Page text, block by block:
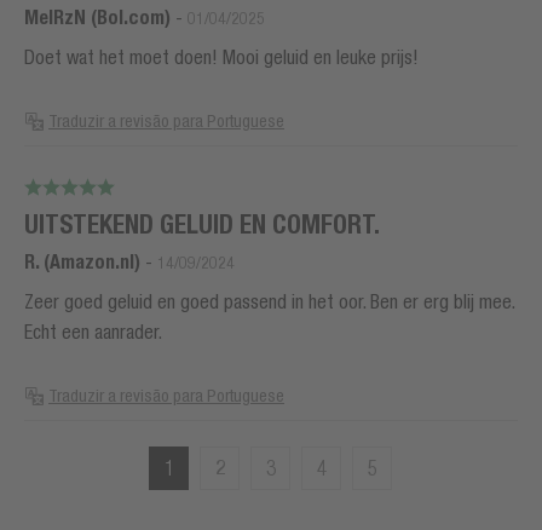
MelRzN (Bol.com) - 01/04/2025
Doet wat het moet doen! Mooi geluid en leuke prijs!
Traduzir a revisão para Portuguese
UITSTEKEND GELUID EN COMFORT.
R. (Amazon.nl) - 14/09/2024
Zeer goed geluid en goed passend in het oor. Ben er erg blij mee.
Echt een aanrader.
Traduzir a revisão para Portuguese
1 2 3 4 5